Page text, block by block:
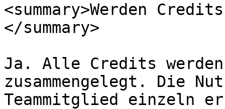
<summary>Werden
</summary>
Ja. Alle Credits
zusammengelegt. Die
Teammitglied einzeln